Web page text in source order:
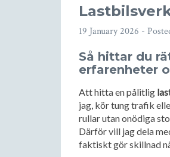
19 January 2026 -
Så hittar du
erfarenheter
Att hitta en pålitlig
jag, kör tung trafik
rullar utan onödiga
Därför vill jag dela
faktiskt gör skillnad